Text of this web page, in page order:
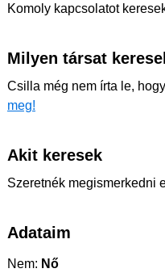
Komoly kapcsolatot
Milyen társat
Csilla még nem írta le,
meg!
Akit keresek
Szeretnék megismerkedni
Adataim
Nem: Nő